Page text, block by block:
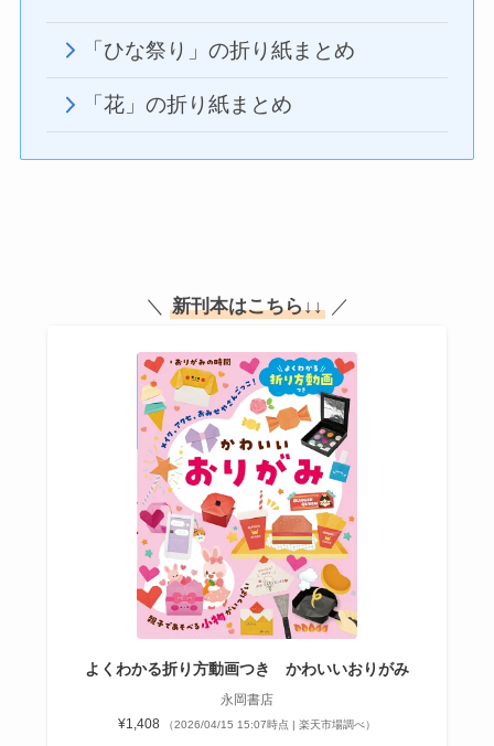
「ひな祭り」の折り紙まとめ
「花」の折り紙まとめ
＼ 新刊本はこちら↓↓／
よくわかる折り方動画つき かわいいおりがみ
永岡書店
¥1,408
（2026/04/15 15:07時点 | 楽天市場調べ）